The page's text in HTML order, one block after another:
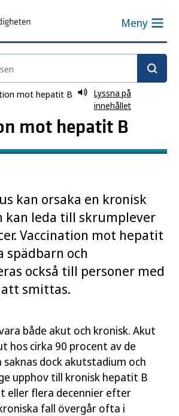
Meny
mot hepatit B
Lyssna på
innehållet
mot hepatit B
kan orsaka en kronisk
kan leda till skrumplever
Vaccination mot hepatit
spädbarn och
också till personer med
smittas.
både akut och kronisk. Akut
hos cirka 90 procent av de
dock akutstadium och
upphov till kronisk hepatit B
eller flera decennier efter
fall övergår ofta i